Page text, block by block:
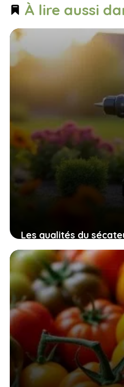
À lire aussi
Les qualités du
swansoft pru28 pour
efficace, sûr et sans
10 novembre 2025